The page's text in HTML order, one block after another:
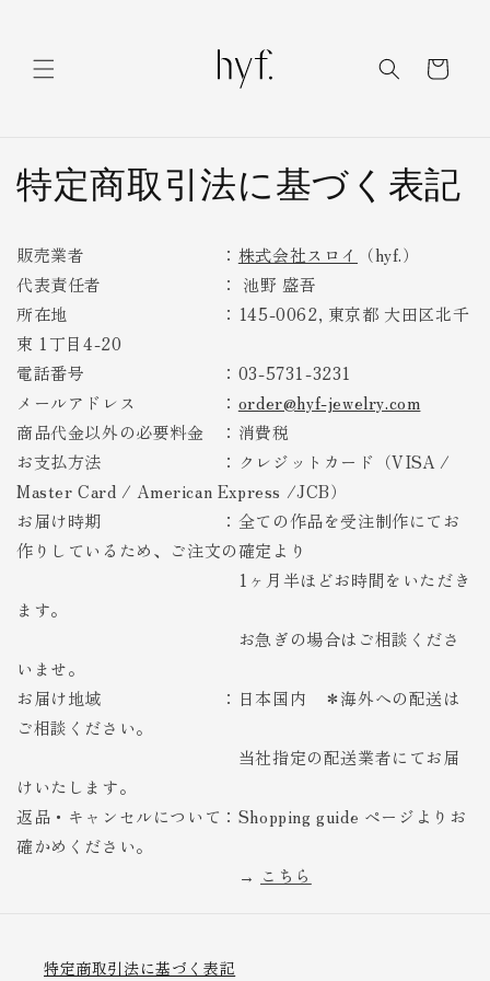
ー
特定商取引法に基づく表記
販売業者 ： 株式会社スロイ
（hyf.）
代表責任者 ：
池野 盛吾
所在地 ：145-0062, 東京都 大田区北千
束 1丁目4-20
電話番号 ：03-5731-3231
メールアドレス ： order@hyf-jewelry.com
商品代金以外の必要料金 ：消費税
お支払方法 ：クレジットカード（VISA /
Master Card / American Express /JCB）
お届け時期 ：全ての作品を受注制作にてお
作りしているため、ご注文の確定より
1ヶ月半ほどお時間をいただき
ます。
お急ぎの場合はご相談くださ
いませ。
お届け地域 ：日本国内 ＊海外への配送は
ご相談ください。
当社指定の配送業者にてお届
けいたします。
返品・キャンセルについて：Shopping guide ページよりお
確かめください。
→ こちら
特定商取引法に基づく表記